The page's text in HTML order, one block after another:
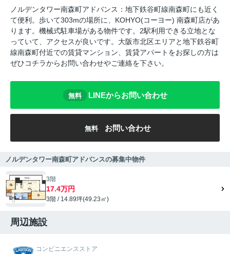
ノルデンタワー南森町アドバンス：地下鉄谷町線南森町にも近く
て便利。歩いて303mの場所に、KOHYO(コーヨー) 南森町店があ
ります。機械式駐車場がある物件です。2駅利用できる立地とな
っていて、アクセスが良いです。大阪市北区エリアと地下鉄谷町
線南森町付近での賃貸マンション、賃貸アパートをお探しの方は
ぜひコチラからお問い合わせやご連絡を下さい。
無料 LINEからお問い合わせ
無料 お問い合わせ
ノルデンタワー南森町アドバンスの募集中物件
3階
17.4万円
3階 / 14.89坪(49.23㎡)
周辺施設
コンビニエンスストア